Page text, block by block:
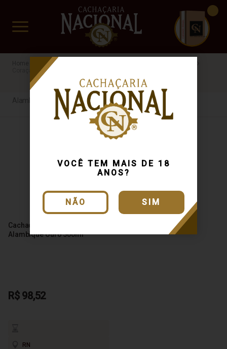
VOCÊ TEM MAIS DE 18
ANOS?
NÃO SIM
www.cachacarianacional.com.br
CUIDADO FRÁGIL
Cachaça
Coraçao de alambique
Alambique Artesanal
Cachaça Coração De
Alambique Ouro 500ml
R$ 98,52
RN